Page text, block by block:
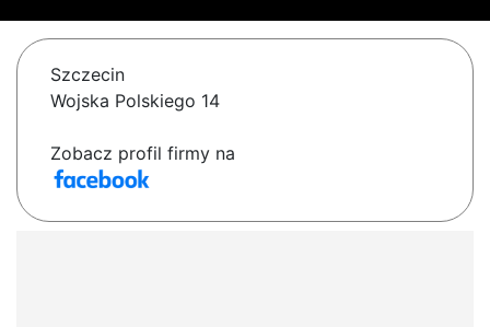
Szczecin
Wojska Polskiego 14
Zobacz profil firmy na